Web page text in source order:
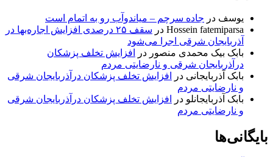
یوسف در جاده سرچم – میاندوآب رو به اتمام است
Hossein fatemiparsa در
سقف ۲۵ درصدی افزایش اجاره‌بها در
آذربایجان شرقی اجرا می‌شود
بابک بیک محمدی منصور در
افزایش تخلف پزشکان
درآذربایجان شرقی و نارضایتی مردم
بابک آذربایجانی در
افزایش تخلف پزشکان درآذربایجان شرقی
و نارضایتی مردم
بابک آذربایجانلو در
افزایش تخلف پزشکان درآذربایجان شرقی
و نارضایتی مردم
بایگانی‌ها